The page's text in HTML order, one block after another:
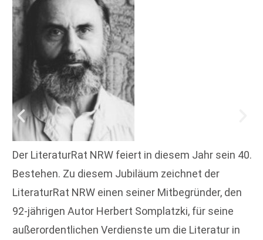
Der LiteraturRat NRW feiert in diesem Jahr sein 40.
Bestehen. Zu diesem Jubiläum zeichnet der
LiteraturRat NRW einen seiner Mitbegründer, den
92-jährigen Autor Herbert Somplatzki, für seine
außerordentlichen Verdienste um die Literatur in